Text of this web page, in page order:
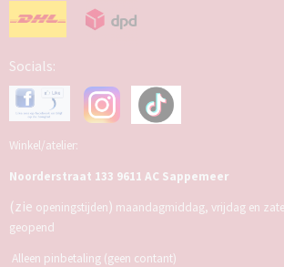
Socials:
Winkel/atelier:
Noorderstraat 133 9611 AC Sappemeer
(zie openingstijden) maandagmiddag, vrijdag en
geopend
Alleen pinbetaling (geen contant)